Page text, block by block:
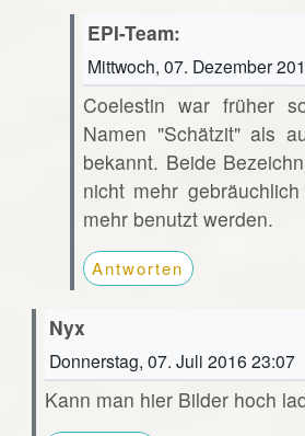
EPI-Team:
Mittwoch, 07. Dezember
Coelestin war früher
Namen "Schätzit" als
bekannt. Beide
nicht mehr
mehr benutzt werden.
Antworten
Nyx
Donnerstag, 07. Juli 2016 23:07
Kann man hier Bilder hoch